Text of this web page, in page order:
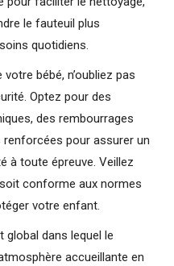
le fauteuil plus
quotidiens.
bébé, n’oubliez pas
Optez pour des
des rembourrages
pour assurer un
à toute épreuve. Veillez
conforme aux normes
votre enfant.
global dans lequel le
accueillante en